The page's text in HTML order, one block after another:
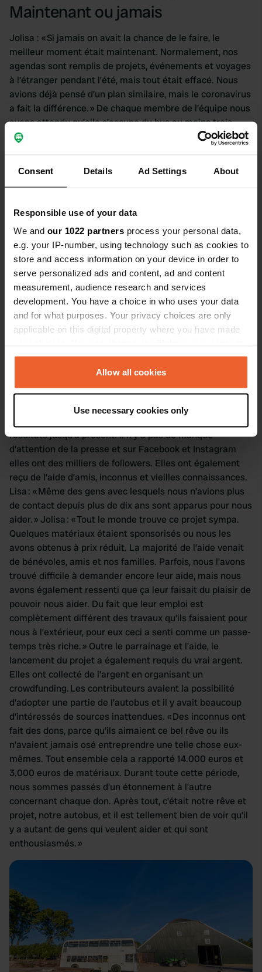
Consent Details Ad Settings About
Responsible use of your data
We and our 1022 partners process your personal data,
e.g. your IP-number, using technology such as cookies to
store and access information on your device in order to
serve personalized ads and content, ad and content
measurement, audience research and services
development. You have a choice in who uses your data
and for what purposes. Your privacy choices are only
applicable on this digital property where you have made
any time from the Cookie Declaration or by clicking on
the Privacy trigger icon.
Collect information about your geographical location
which can be accurate to within several meters
Identify your device by actively scanning it for
specific characteristics (fingerprinting)
Find out more about how your personal data is processed
and set your preferences in thedetails section.
We use cookies to personalise content and ads, to
provide social media features and to analyse our traffic.
We also share information about your use of our site with
our social media, advertising and analytics partners who
may combine it with other information that you’ve
provided to them or that they’ve collected from your use
of their services.
Allow all cookies
Use necessary cookies only
Maintenant ou jamais
Jolisa : « Si jamais on avait la chance de le faire, le
meilleur moment était maintenant. Normalement, nos
agendas sont remplis de projets, événements et voyages
à l’étranger pendant l’été, mais tout était effacé. Nous
avions déjà pensé d’un plan similaire, mais le coronavirus
a fait la différence. » De chaque membre de l’équipe nous
avons attendu qu’elle s’occupe du bus au moins trois
jours par semaine, jusqu’au jour où il est fini, qu’elle
an.
Aide de tous côtés
Lorsque Eileen, Jolisa et Saskia n’avaient plus de jobs à
cause du coronavirus, Lisa a décidé d’abandonner son
résultats jusqu’à présent. Il n’y a pas de manque
d’attention de la presse et sur Facebook et Instagram
elles ont des milliers de followers. Elles ont également
reçu de l’aide d’amis, inconnus et vieilles connaissances.
Lisa : « Même des gens avec lesquels nous n’avions plus
de contact depuis plus de dix ans sont apparus pour nous
aider. » Jolisa : « Tout le monde trouve ce projet sympa.
Quelques matériaux étaient sponsorisés ou nous les
avons obtenus à prix réduit. La majorité de l’aide venait
de bénévoles, amis et nos familles. Parfois, nous l’avons
trouvé difficile à demander encore leur aide, mais nous
avons également ressenti que ça leur faisait du plaisir de
pouvoir nous aider. Du fait que leur emploi est
complètement différent des travaux qu’ils faisaient pour
nous à l’extérieur, pour eux ceci a senti comme un passe-
temps très riche. » Outre le parrainage et l’aide, le
lancement du projet a également requis du vrai argent.
Elles ont collecté de l’argent en organisant un
crowdfunding. Les contributeurs avaient la possibilité
d’adopter une partie de l’autobus et il y avait beaucoup
d’intéressés de sources inattendues. « Des inconnus ont
fait des dons, parce qu’ils aimaient ce bel rêve ou ils
n’avaient jamais osé entreprendre une telle chose eux-
mêmes. Tout ensemble cela a rapporté 14.000 euros et
3.000 euros de matériaux. Durant toute cette période,
nous sommes passés d’un étonnement à l’autre
concernant chaque don. Après tout, c’était notre rêve et
projet, notre autobus, et il est tellement bien de voir qu’il
y a autant de gens qui veulent aider et qui sont
enthousiasmés. »